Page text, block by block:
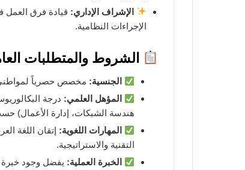
الإشراف الإداري: قيادة فرق العمل
الإجراءات النظامية.
الشروط والمتطلبات
الجنسية: مخصص حصرياً لمواطني
المؤهل العلمي: درجة
هندسة الشبكات، إدارة الأعمال)
المهارات اللغوية: إتقان اللغة
التقنية والاستراتيجية.
الخبرة العملية: يفضل وجود خبرة